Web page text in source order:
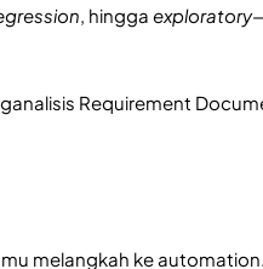
, hingga exploratory
Requirement
melangkah ke